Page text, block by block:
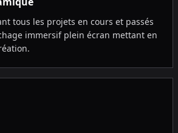
tous les projets en cours et passés
immersif plein écran mettant en